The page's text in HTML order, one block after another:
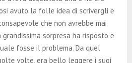
avuto la folle idea di scrivergli e
che non avrebbe mai
sorpresa ha risposto e
fosse il problema. Da quel
volte, era bello leggere i suoi